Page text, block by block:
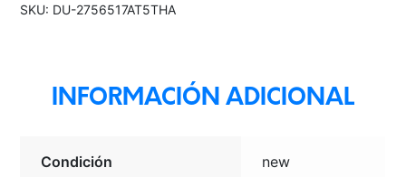
OWL
SKU: DU-2756517AT5THA
INFORMACIÓN ADICIONAL
Condición new